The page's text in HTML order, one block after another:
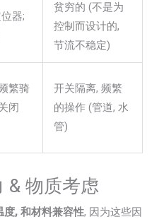
器;
贫穷的 (不是为
控制而设计的,
节流不稳定)
繁骑
闭
开关隔离, 频繁
的操作 (管道, 水
管)
& 物质考虑
度, 和材料兼容性, 因为这些因